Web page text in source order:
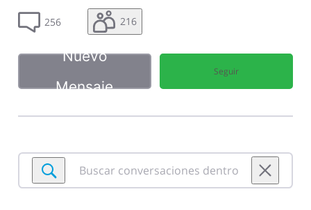
256 216
Nuevo
Mensaje
Seguir
Buscar
conversaciones